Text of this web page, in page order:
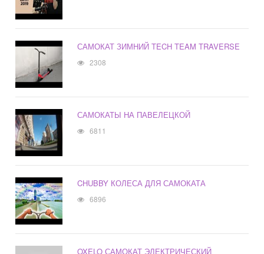
САМОКАТ ЗИМНИЙ TECH TEAM TRAVERSE
2308
САМОКАТЫ НА ПАВЕЛЕЦКОЙ
6811
CHUBBY КОЛЕСА ДЛЯ САМОКАТА
6896
OXELO САМОКАТ ЭЛЕКТРИЧЕСКИЙ